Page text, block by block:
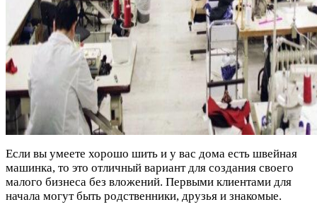
Если вы умеете хорошо шить и у вас дома есть швейная
машинка, то это отличный вариант для создания своего
малого бизнеса без вложений. Первыми клиентами для
начала могут быть родственники, друзья и знакомые.